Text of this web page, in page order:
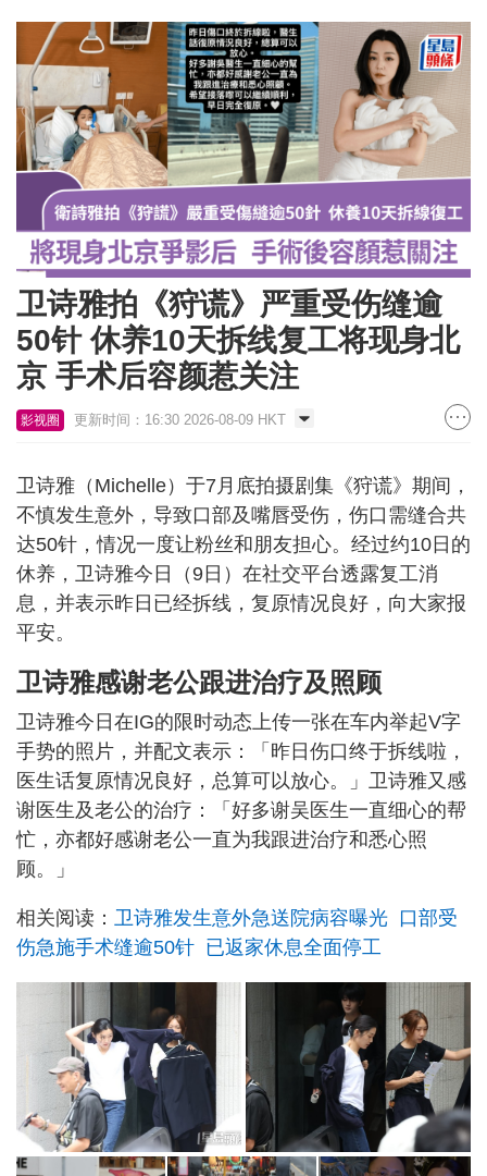
卫诗雅拍《狩谎》严重受伤缝逾
50针 休养10天拆线复工将现身北
京 手术后容颜惹关注
影视圈 更新时间：16:30 2026-08-09 HKT
卫诗雅（Michelle）于7月底拍摄剧集《狩谎》期间，
不慎发生意外，导致口部及嘴唇受伤，伤口需缝合共
达50针，情况一度让粉丝和朋友担心。经过约10日的
休养，卫诗雅今日（9日）在社交平台透露复工消
息，并表示昨日已经拆线，复原情况良好，向大家报
平安。
卫诗雅感谢老公跟进治疗及照顾
卫诗雅今日在IG的限时动态上传一张在车内举起V字
手势的照片，并配文表示：「昨日伤口终于拆线啦，
医生话复原情况良好，总算可以放心。」卫诗雅又感
谢医生及老公的治疗：「好多谢吴医生一直细心的帮
忙，亦都好感谢老公一直为我跟进治疗和悉心照
顾。」
相关阅读： 卫诗雅发生意外急送院病容曝光 口部受
伤急施手术缝逾50针 已返家休息全面停工